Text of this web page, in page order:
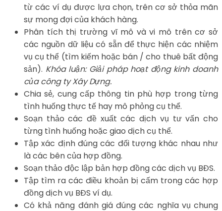
từ các ví dụ được lựa chọn, trên cơ sở thỏa mãn
sự mong đợi của khách hàng.
Phân tích thị trường vĩ mô và vi mô trên cơ sở
các nguồn dữ liệu có sẵn để thực hiện các nhiệm
vụ cụ thể (tìm kiếm hoặc bán / cho thuê bất động
sản). Khóa luận: Giải pháp hoạt động kinh doanh
của công ty Xây Dựng.
Chia sẻ, cung cấp thông tin phù hợp trong từng
tình huống thực tế hay mô phỏng cụ thể.
Soạn thảo các đề xuất các dịch vụ tư vấn cho
từng tình huống hoặc giao dịch cụ thể.
Tập xác định đúng các đối tượng khác nhau như
là các bên của hợp đồng.
Soạn thảo độc lập bản hợp đồng các dịch vụ BĐS.
Tập tìm ra các điều khoản bị cấm trong các hợp
đồng dịch vụ BĐS ví dụ.
Có khả năng đánh giá đúng các nghĩa vụ chung